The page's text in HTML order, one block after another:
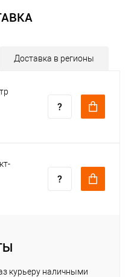
Доставка в регионы
курьеру наличными